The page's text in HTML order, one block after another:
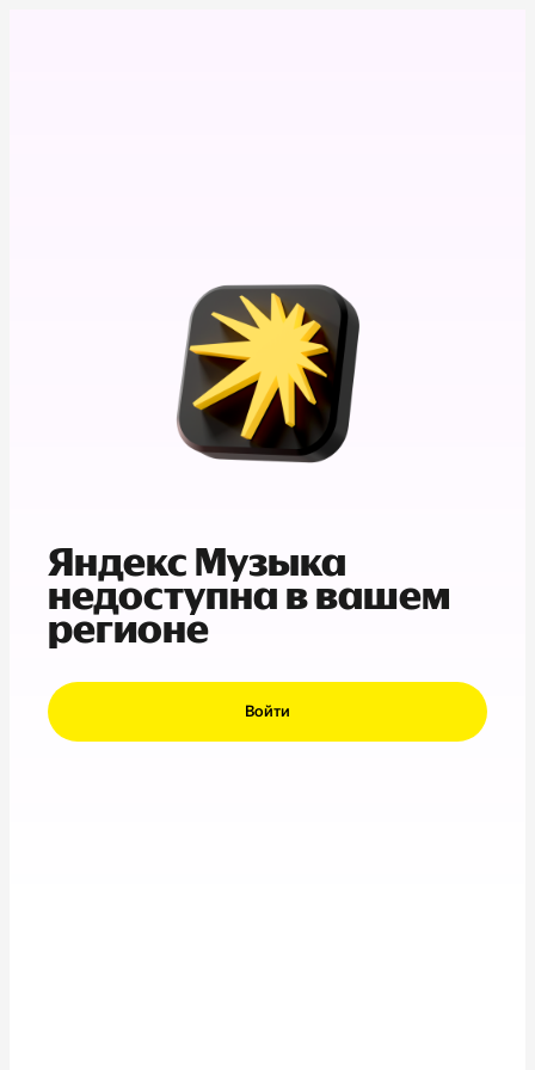
Яндекс Музыка
недоступна в вашем
регионе
Войти